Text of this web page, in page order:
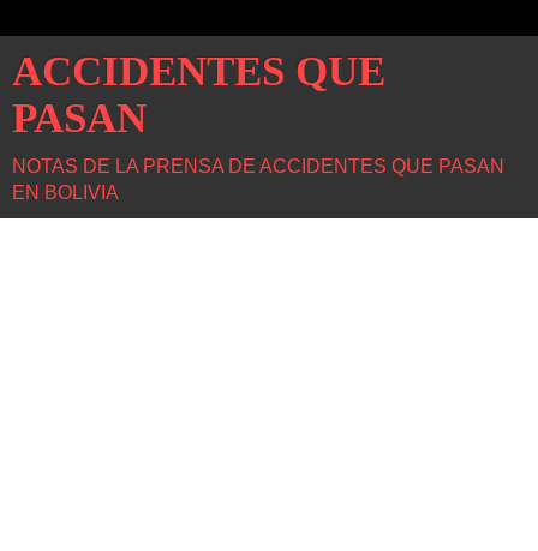
ACCIDENTES QUE
PASAN
NOTAS DE LA PRENSA DE ACCIDENTES QUE PASAN
EN BOLIVIA